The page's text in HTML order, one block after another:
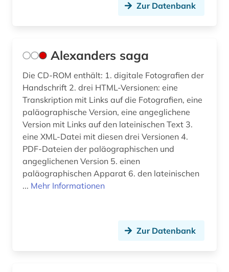
didaktik der deutschen sprache (1)
digital humanities (1)
digitalisierung (1)
diplom (1)
dissertation (1)
dokumentarfilm (2)
dresden (2)
Zur Datenbank
Alexanders saga
Die CD-ROM enthält: 1. digitale Fotografien der
Handschrift 2. drei HTML-Versionen: eine
Transkription mit Links auf die Fotografien, eine
paläographische Version, eine angeglichene
Version mit Links auf den lateinischen Text 3.
eine XML-Datei mit diesen drei Versionen 4.
PDF-Dateien der paläographischen und
angeglichenen Version 5. einen
paläographischen Apparat 6. den lateinischen
... Mehr Informationen
Zur Datenbank